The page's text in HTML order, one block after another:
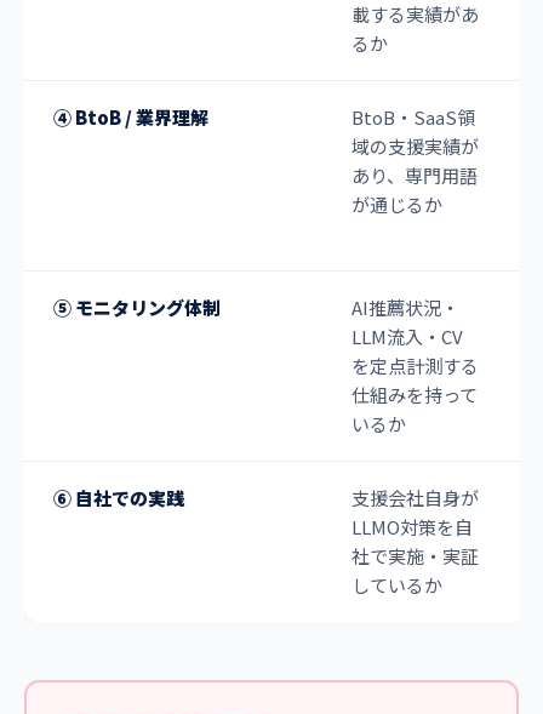
載する実績があ
るか
④ BtoB / 業界理解
BtoB・SaaS領
域の支援実績が
あり、専門用語
が通じるか
⑤ モニタリング体制
AI推薦状況・
LLM流入・CV
を定点計測する
仕組みを持って
いるか
⑥ 自社での実践
支援会社自身が
LLMO対策を自
社で実施・実証
しているか